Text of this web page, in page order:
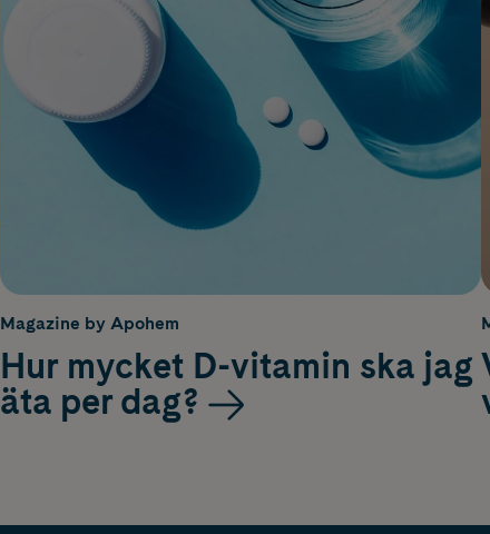
Magazine by Apohem
Hur mycket D-vitamin ska jag
äta per dag?